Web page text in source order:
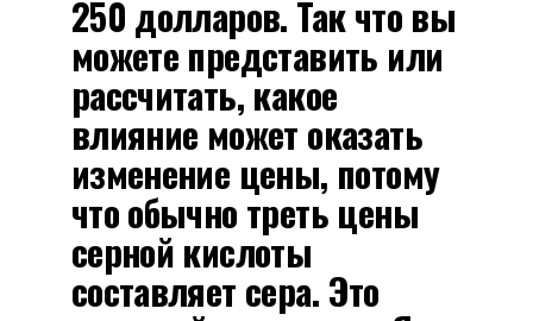
250 долларов. Так что вы
можете представить или
рассчитать, какое
влияние может оказать
изменение цены, потому
что обычно треть цены
серной кислоты
составляет сера. Это